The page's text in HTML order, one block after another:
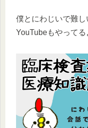
僕とにわじいで難
YouTubeもやってる